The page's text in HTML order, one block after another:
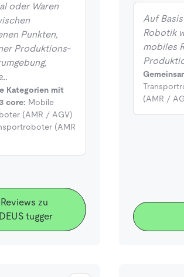
oder Waren
Punkten,
Produktions-
Kategorien mit
core: Mobile
(AMR / AGV)
(AMR
zu
tugger
Auf
Robotik
mobiles
(AMR /